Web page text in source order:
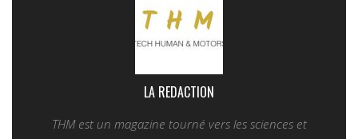
LA REDACTION
THM est un magazine tourné vers les sciences et